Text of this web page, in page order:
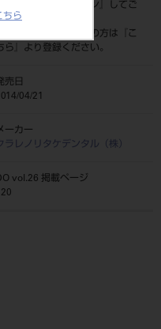
ちら
ログイン
』してご
ください。
ネット会員登録がまだの方は『
こ
ら
』より登録ください。
売日
04/21
ーカー
ラレノリタケデンタル（株）
vol.26 掲載ページ